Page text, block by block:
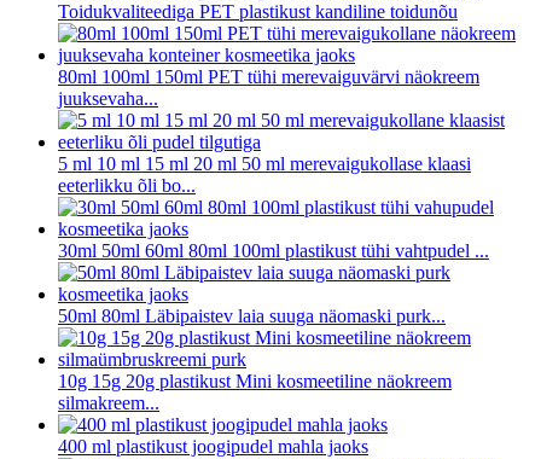
Toidukvaliteediga PET plastikust kandiline toidunõu
80ml 100ml 150ml PET tühi merevaiguvärvi näokreem
juuksevaha...
5 ml 10 ml 15 ml 20 ml 50 ml merevaigukollase klaasi
eeterlikku õli bo...
30ml 50ml 60ml 80ml 100ml plastikust tühi vahtpudel ...
50ml 80ml Läbipaistev laia suuga näomaski purk...
10g 15g 20g plastikust Mini kosmeetiline näokreem
silmakreem...
400 ml plastikust joogipudel mahla jaoks